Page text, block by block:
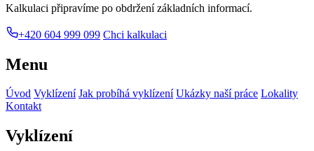
Kalkulaci připravíme po obdržení základních informací.
+420 604 999 099 Chci kalkulaci
Menu
Úvod Vyklízení Jak probíhá vyklízení Ukázky naší práce Lokality
Kontakt
Vyklízení